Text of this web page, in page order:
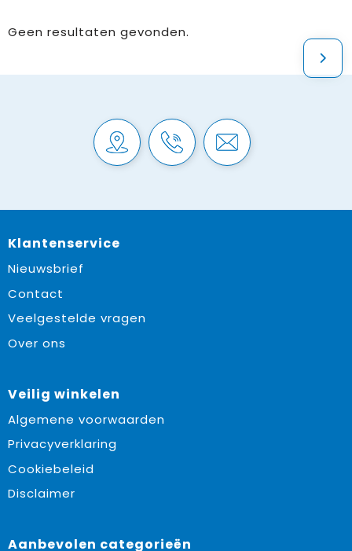
Geen resultaten gevonden.
Klantenservice
Nieuwsbrief
Contact
Veelgestelde vragen
Over ons
Veilig winkelen
Algemene voorwaarden
Privacyverklaring
Cookiebeleid
Disclaimer
Aanbevolen categorieën